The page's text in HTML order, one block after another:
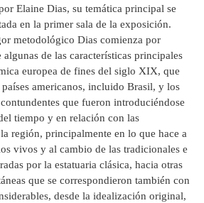
Elaine Dias, su temática principal se
en la primer sala de la exposición.
metodológico Dias comienza por
algunas de las características principales
europea de fines del siglo XIX, que
americanos, incluido Brasil, y los
que fueron introduciéndose
tiempo y en relación con las
región, principalmente en lo que hace a
vivos y al cambio de las tradicionales e
por la estatuaria clásica, hacia otras
que se correspondieron también con
desde la idealización original,